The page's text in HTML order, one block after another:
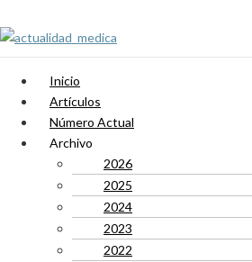
Inicio
Artículos
Número Actual
Archivo
2026
2025
2024
2023
2022